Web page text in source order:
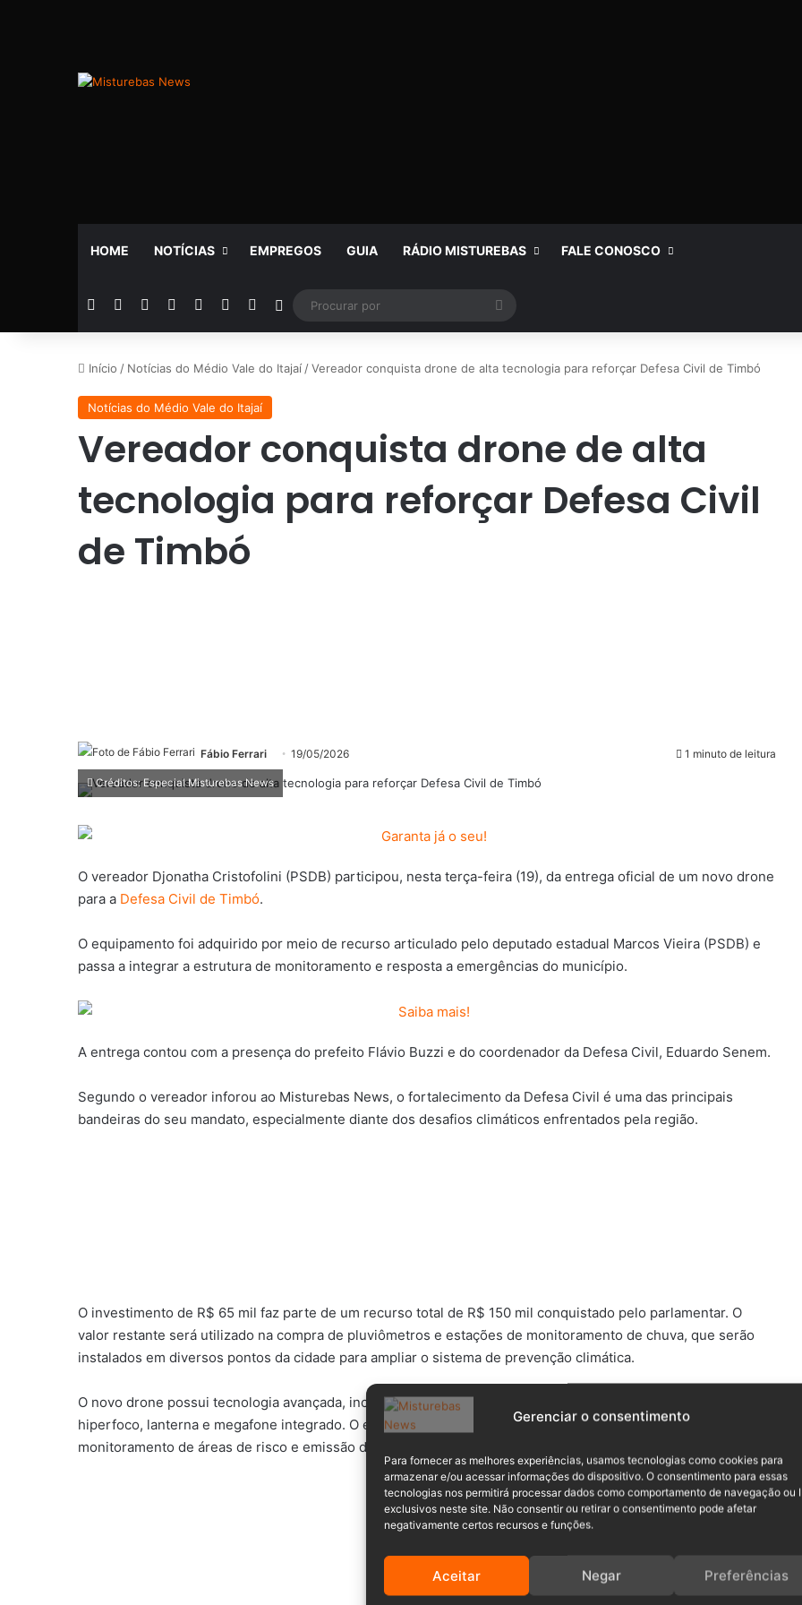
Gerenciar o consentimento
Para fornecer as melhores experiências, usamos tecnologias como cookies para
armazenar e/ou acessar informações do dispositivo. O consentimento para essas
tecnologias nos permitirá processar dados como comportamento de navegação ou
exclusivos neste site. Não consentir ou retirar o consentimento pode afetar
negativamente certos recursos e funções.
Aceitar Negar Preferências
HOME NOTÍCIAS EMPREGOS GUIA RÁDIO MISTUREBAS FALE CONOSCO
Facebook YouTubeInstagramTelegramWhatsApp
Rádio Switch skin
por
Início / Notícias do Médio Vale do Itajaí /Vereador conquista drone de alta tecnologia para reforçar Defesa Civil de Timbó
Notícias do Médio Vale do Itajaí
Vereador conquista drone de alta
tecnologia para reforçar Defesa Civil
de Timbó
Fábio Ferrari 19/05/2026 1 minuto de leitura
Créditos: Especial Misturebas News
O vereador Djonatha Cristofolini (PSDB) participou, nesta terça-feira (19), da entrega oficial de um novo drone
para a Defesa Civil de Timbó.
O equipamento foi adquirido por meio de recurso articulado pelo deputado estadual Marcos Vieira (PSDB) e
passa a integrar a estrutura de monitoramento e resposta a emergências do município.
A entrega contou com a presença do prefeito Flávio Buzzi e do coordenador da Defesa Civil, Eduardo Senem.
Segundo o vereador inforou ao Misturebas News, o fortalecimento da Defesa Civil é uma das principais
bandeiras do seu mandato, especialmente diante dos desafios climáticos enfrentados pela região.
O investimento de R$ 65 mil faz parte de um recurso total de R$ 150 mil conquistado pelo parlamentar. O
valor restante será utilizado na compra de pluviômetros e estações de monitoramento de chuva, que serão
instalados em diversos pontos da cidade para ampliar o sistema de prevenção climática.
O novo drone possui tecnologia avançada, incluindo câmera térmica, câmera 4K, zoom de longo alcance,
hiperfoco, lanterna e megafone integrado. O equipamento poderá ser utilizado em buscas e salvamentos,
monitoramento de áreas de risco e emissão de alertas para comunidades vulneráveis.